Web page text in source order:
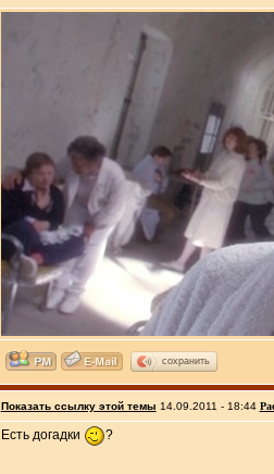
сохранить
Показать ссылку этой темы 14.09.2011 - 18:44
Есть догадки ?